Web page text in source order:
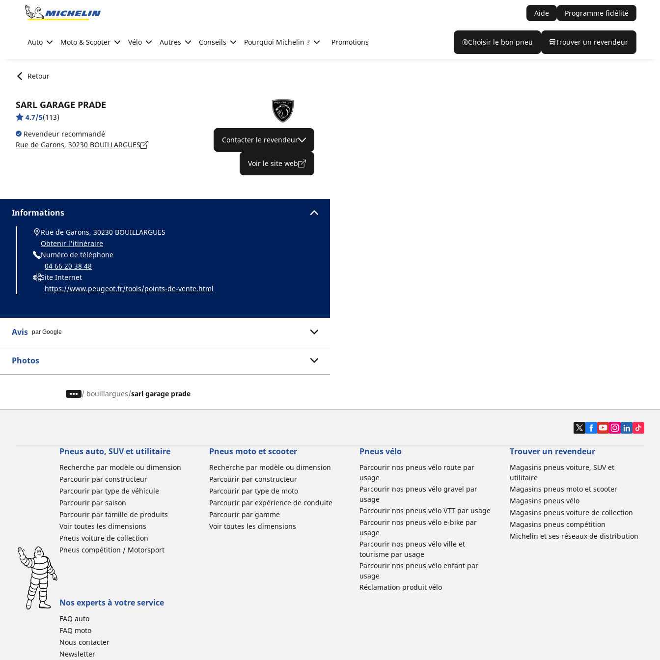
Go to page content
Aide Programme fidélité
Auto Moto & Scooter Vélo Autres Conseils Pourquoi Michelin ? Promotions Choisir le bon pneu Trouver un revendeur
Retour
SARL GARAGE PRADE
4.7/5(113)
Revendeur recommandé
Rue de Garons, 30230 BOUILLARGUES
Contacter le revendeur
Voir le site web
Informations
Rue de Garons, 30230 BOUILLARGUES
Obtenir l'itinéraire
Numéro de téléphone
04 66 20 38 48
Site Internet
https://www.peugeot.fr/tools/points-de-vente.html
Avis par Google
Photos
/ bouillargues sarl garage prade
Pneus auto, SUV et utilitaire
Recherche par modèle ou dimension
Parcourir par constructeur
Parcourir par type de véhicule
Parcourir par saison
Parcourir par famille de produits
Voir toutes les dimensions
Pneus voiture de collection
Pneus compétition / Motorsport
Pneus moto et scooter
Recherche par modèle ou dimension
Parcourir par constructeur
Parcourir par type de moto
Parcourir par expérience de conduite
Parcourir par gamme
Voir toutes les dimensions
Pneus vélo
Parcourir nos pneus vélo route par
usage
Parcourir nos pneus vélo gravel par
usage
Parcourir nos pneus vélo VTT par usage
Parcourir nos pneus vélo e-bike par
usage
Parcourir nos pneus vélo ville et
tourisme par usage
Parcourir nos pneus vélo enfant par
usage
Réclamation produit vélo
Trouver un revendeur
Magasins pneus voiture, SUV et
utilitaire
Magasins pneus moto et scooter
Magasins pneus vélo
Magasins pneus voiture de collection
Magasins pneus compétition
Michelin et ses réseaux de distribution
Nos experts à votre service
FAQ auto
FAQ moto
Nous contacter
Newsletter